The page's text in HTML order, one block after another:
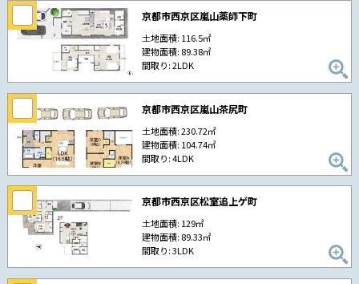
京都市西京区嵐山薬師下町
土地面積: 116.5㎡
建物面積: 89.38㎡
間取り: 2LDK
京都市西京区嵐山茶尻町
土地面積: 230.72㎡
建物面積: 104.74㎡
間取り: 4LDK
京都市西京区松室追上ゲ町
土地面積: 129㎡
建物面積: 89.33㎡
間取り: 3LDK